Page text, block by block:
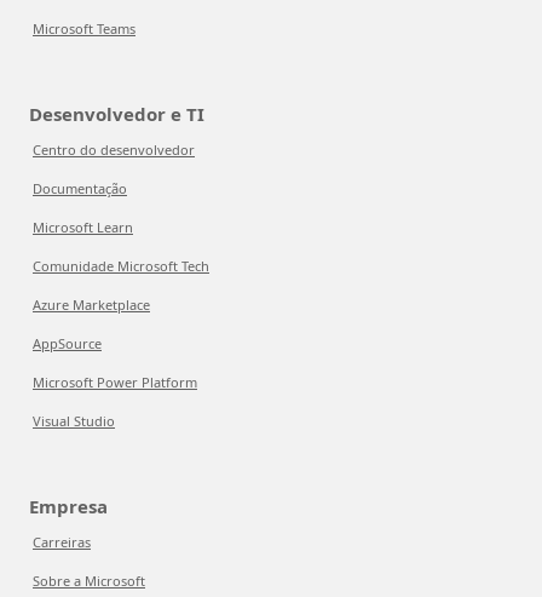
Microsoft Teams
Desenvolvedor e TI
Centro do desenvolvedor
Documentação
Microsoft Learn
Comunidade Microsoft Tech
Azure Marketplace
AppSource
Microsoft Power Platform
Visual Studio
Empresa
Carreiras
Sobre a Microsoft